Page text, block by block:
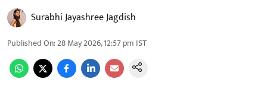
Surabhi Jayashree Jagdish
Published On:28 May 2026, 12:57 pm IST